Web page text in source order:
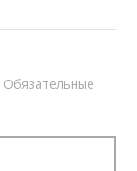
Обязательные